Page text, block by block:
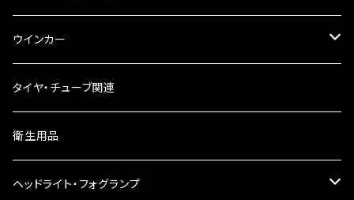
ウインカー
ウインカーリレー
ウインカーレンズ
LEDウインカー
タイヤ・チューブ関連
衛生用品
ヘッドライト・フォグランプ